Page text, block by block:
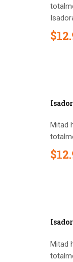
$12.
Mitad
$12.
Mitad